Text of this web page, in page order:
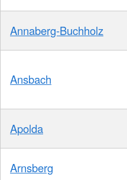
Annaberg-Buchholz
Ansbach
Apolda
Arnsberg